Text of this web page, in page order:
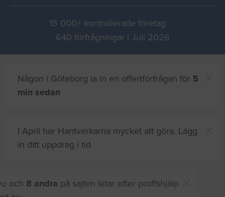
15 000+ kontrollerade företag
640 förfrågningar i Juli 2026
Någon i Göteborg la in en offertförfrågan för 5
min sedan
I April har Hantverkarna mycket att göra. Lägg
in ditt uppdrag i tid
Du och8 andrapå sajten letar efter proffshjälp